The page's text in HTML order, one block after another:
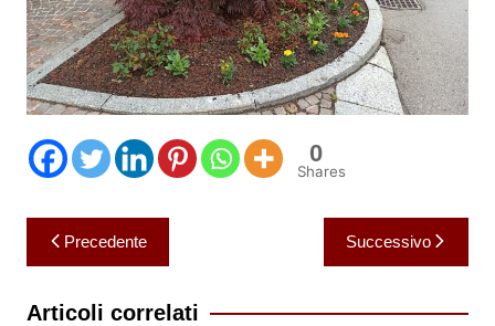
0
Shares
Navigazione
articoli
Precedente Successivo
Articoli correlati